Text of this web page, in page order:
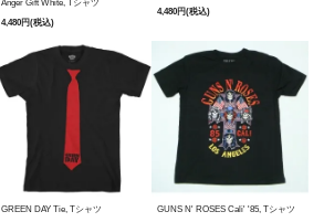
Anger Gift White, Tシャツ
4,480円(税込)
4,480円(税込)
GREEN DAY Tie, Tシャツ
GUNS N' ROSES Cali' '85, Tシャツ